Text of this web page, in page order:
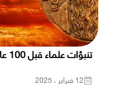
تنبؤات علماء قبل 100 عام نراها تتحقق اليوم
12 فبراير ، 2025